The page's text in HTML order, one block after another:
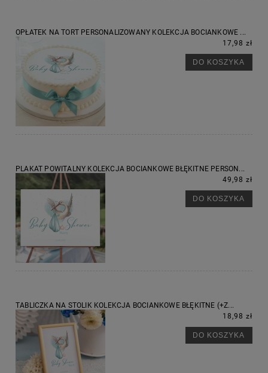
OPŁATEK NA TORT PERSONALIZOWANY KOLEKCJA BOCIANKOWE ...
17,98 zł
DO KOSZYKA
PLAKAT POWITALNY KOLEKCJA BOCIANKOWE BŁĘKITNE PERSON...
49,98 zł
DO KOSZYKA
TABLICZKA NA STOLIK KOLEKCJA BOCIANKOWE BŁĘKITNE (+Z...
18,98 zł
DO KOSZYKA